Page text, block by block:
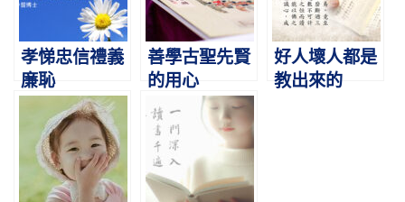
孝悌忠信禮義
廉恥
善學古聖先賢
的用心
好人壞人都是
教出來的